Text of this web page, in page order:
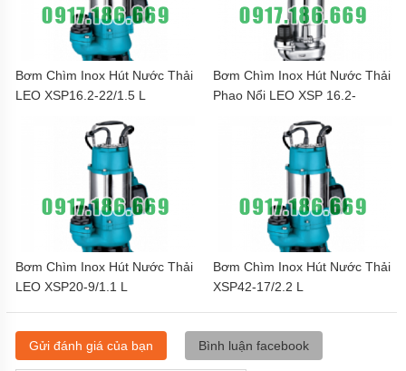
Bơm Chìm Inox Hút Nước Thải
LEO XSP16.2-22/1.5 L
Bơm Chìm Inox Hút Nước Thải
Phao Nổi LEO XSP 16.2-
Bơm Chìm Inox Hút Nước Thải
LEO XSP20-9/1.1 L
Bơm Chìm Inox Hút Nước Thải
XSP42-17/2.2 L
Gửi đánh giá của bạn Bình luận facebook